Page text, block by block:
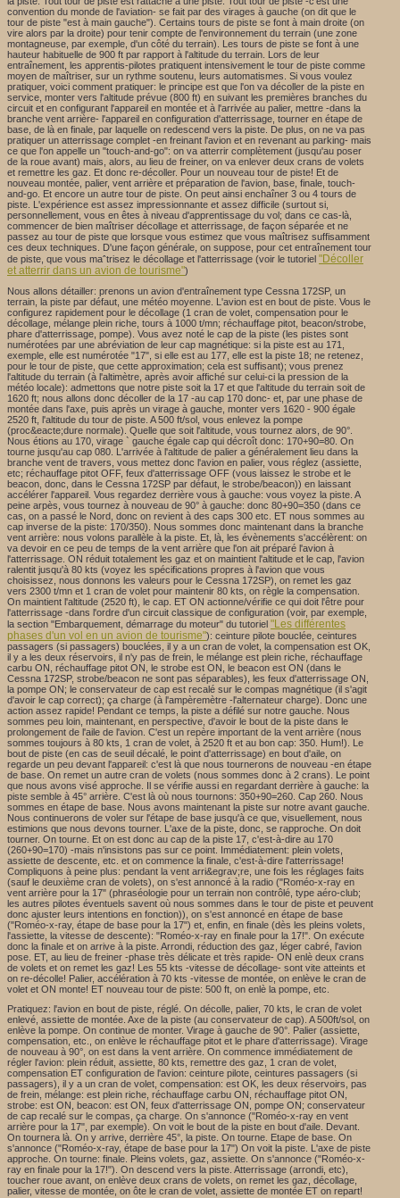
convention du monde de l'aviation- se fait par des virages à gauche (on dit que le
tour de piste "est à main gauche"). Certains tours de piste se font à main droite (on
vire alors par la droite) pour tenir compte de l'environnement du terrain (une zone
montagneuse, par exemple, d'un côté du terrain). Les tours de piste se font à une
hauteur habituelle de 900 ft par rapport à l'altitude du terrain. Lors de leur
entraînement, les apprentis-pilotes pratiquent intensivement le tour de piste comme
moyen de maîtriser, sur un rythme soutenu, leurs automatismes. Si vous voulez
pratiquer, voici comment pratiquer: le principe est que l'on va décoller de la piste en
service, monter vers l'altitude prévue (800 ft) en suivant les premières branches du
circuit et en configurant l'appareil en montée et à l'arrivée au palier, mettre -dans la
branche vent arrière- l'appareil en configuration d'atterrissage, tourner en étape de
base, de là en finale, par laquelle on redescend vers la piste. De plus, on ne va pas
pratiquer un atterrissage complet -en freinant l'avion et en revenant au parking- mais
ce que l'on appelle un "touch-and-go": on va atterrir complètement (jusqu'au poser
de la roue avant) mais, alors, au lieu de freiner, on va enlever deux crans de volets
et remettre les gaz. Et donc re-décoller. Pour un nouveau tour de piste! Et de
nouveau montée, palier, vent arrière et préparation de l'avion, base, finale, touch-
and-go. Et encore un autre tour de piste. On peut ainsi enchaîner 3 ou 4 tours de
piste. L'expérience est assez impressionnante et assez difficile (surtout si,
personnellement, vous en êtes à niveau d'apprentissage du vol; dans ce cas-là,
commencer de bien maîtriser décollage et atterrissage, de façon séparée et ne
passez au tour de piste que lorsque vous estimez que vous maîtrisez suffisamment
ces deux techniques. D'une façon générale, on suppose, pour cet entraînement tour
de piste, que vous maˆtrisez le décollage et l'atterrissage (voir le tutoriel "Décoller
et atterrir dans un avion de tourisme")
Nous allons détailler: prenons un avion d'entraînement type Cessna 172SP, un
terrain, la piste par défaut, une météo moyenne. L'avion est en bout de piste. Vous le
configurez rapidement pour le décollage (1 cran de volet, compensation pour le
décollage, mélange plein riche, tours à 1000 t/mn; réchauffage pitot, beacon/strobe,
phare d'atterrissage, pompe). Vous avez noté le cap de la piste (les pistes sont
numérotées par une abréviation de leur cap magnétique: si la piste est au 171,
exemple, elle est numérotée "17", si elle est au 177, elle est la piste 18; ne retenez,
pour le tour de piste, que cette approximation; cela est suffisant); vous prenez
l'altitude du terrain (à l'altimètre, après avoir affiché sur celui-ci la pression de la
météo locale): admettons que notre piste soit la 17 et que l'altitude du terrain soit de
1620 ft; nous allons donc décoller de la 17 -au cap 170 donc- et, par une phase de
montée dans l'axe, puis après un virage à gauche, monter vers 1620 - 900 égale
2520 ft, l'altitude du tour de piste. A 500 ft/sol, vous enlevez la pompe
(proc&eacte;dure normale). Quelle que soit l'altitude, vous tournez alors, de 90°.
Nous étions au 170, virage ` gauche égale cap qui décroît donc: 170+90=80. On
tourne jusqu'au cap 080. L'arrivée à l'altitude de palier a généralement lieu dans la
branche vent de travers, vous mettez donc l'avion en palier, vous réglez (assiette,
etc; réchauffage pitot OFF, feux d'atterrissage OFF (vous laissez le strobe et le
beacon, donc, dans le Cessna 172SP par défaut, le strobe/beacon)) en laissant
accélérer l'appareil. Vous regardez derrière vous à gauche: vous voyez la piste. A
peine arpès, vous tournez à nouveau de 90° à gauche: donc 80+90=350 (dans ce
cas, on a passé le Nord, donc on revient à des caps 300 etc. ET nous sommes au
cap inverse de la piste: 170/350). Nous sommes donc maintenant dans la branche
vent arrière: nous volons parallèle à la piste. Et, là, les évènements s'accélèrent: on
va devoir en ce peu de temps de la vent arrière que l'on ait préparé l'avion à
l'atterrissage. ON réduit totalement les gaz et on maintient l'altitude et le cap, l'avion
ralentit jusqu'à 80 kts (voyez les spécifications propres à l'avion que vous
choisissez, nous donnons les valeurs pour le Cessna 172SP), on remet les gaz
vers 2300 t/mn et 1 cran de volet pour maintenir 80 kts, on règle la compensation.
On maintient l'altitude (2520 ft), le cap. ET ON actionne/vérifie ce qui doit l'être pour
l'atterrissage -dans l'ordre d'un circuit classique de configuration (voir, par exemple,
la section "Embarquement, démarrage du moteur" du tutoriel "Les différentes
phases d'un vol en un avion de tourisme"): ceinture pilote bouclée, ceintures
passagers (si passagers) bouclées, il y a un cran de volet, la compensation est OK,
il y a les deux réservoirs, il n'y pas de frein, le mélange est plein riche, réchauffage
carbu ON, réchauffage pitot ON, le strobe est ON, le beacon est ON (dans le
Cessna 172SP, strobe/beacon ne sont pas séparables), les feux d'atterrissage ON,
la pompe ON; le conservateur de cap est recalé sur le compas magnétique (il s'agit
d'avoir le cap correct); ça charge (à l'ampèremètre -l'alternateur charge). Donc une
action assez rapide! Pendant ce temps, la piste a défilé sur notre gauche. Nous
sommes peu loin, maintenant, en perspective, d'avoir le bout de la piste dans le
prolongement de l'aile de l'avion. C'est un repère important de la vent arrière (nous
sommes toujours à 80 kts, 1 cran de volet, à 2520 ft et au bon cap: 350. Hum!). Le
bout de piste (en cas de seuil décalé, le point d'atterrissage) en bout d'aile, on
regarde un peu devant l'appareil: c'est là que nous tournerons de nouveau -en étape
de base. On remet un autre cran de volets (nous sommes donc à 2 crans). Le point
que nous avons visé approche. Il se vérifie aussi en regardant derrière à gauche: la
piste semble à 45° arrière. C'est là où nous tournons: 350+90=260. Cap 260. Nous
sommes en étape de base. Nous avons maintenant la piste sur notre avant gauche.
Nous continuerons de voler sur l'étape de base jusqu'à ce que, visuellement, nous
estimions que nous devons tourner. L'axe de la piste, donc, se rapproche. On doit
tourner. On tourne. Et on est donc au cap de la piste 17, c'est-à-dire au 170
(260+90=170) -mais n'insistons pas sur ce point. Immédiatement: plein volets,
assiette de descente, etc. et on commence la finale, c'est-à-dire l'atterrissage!
Compliquons à peine plus: pendant la vent arri&egrav;re, une fois les réglages faits
(sauf le deuxième cran de volets), on s'est annoncé à la radio ("Roméo-x-ray en
vent arrière pour la 17" (phraséologie pour un terrain non contrôlé, type aéro-club;
les autres pilotes éventuels savent où nous sommes dans le tour de piste et peuvent
donc ajuster leurs intentions en fonction)), on s'est annoncé en étape de base
("Roméo-x-ray, étape de base pour la 17") et, enfin, en finale (dès les pleins volets,
l'assiette, la vitesse de descente): "Roméo-x-ray en finale pour la 17!". On exécute
donc la finale et on arrive à la piste. Arrondi, réduction des gaz, léger cabré, l'avion
pose. ET, au lieu de freiner -phase très délicate et très rapide- ON enlè deux crans
de volets et on remet les gaz! Les 55 kts -vitesse de décollage- sont vite atteints et
on re-décolle! Palier, accélération à 70 kts -vitesse de montée, on enlève le cran de
volet et ON monte! ET nouveau tour de piste: 500 ft, on enlè la pompe, etc.
Pratiquez: l'avion en bout de piste, réglé. On décolle, palier, 70 kts, le cran de volet
enlevé, assiette de montée. Axe de la piste (au conservateur de cap). A 500ft/sol, on
enlève la pompe. On continue de monter. Virage à gauche de 90°. Palier (assiette,
compensation, etc., on enlève le réchauffage pitot et le phare d'atterrissage). Virage
de nouveau à 90°, on est dans la vent arrière. On commence immédiatement de
régler l'avion: plein réduit, assiette, 80 kts, remettre des gaz, 1 cran de volet,
compensation ET configuration de l'avion: ceinture pilote, ceintures passagers (si
passagers), il y a un cran de volet, compensation: est OK, les deux réservoirs, pas
de frein, mélange: est plein riche, réchauffage carbu ON, réchauffage pitot ON,
strobe: est ON, beacon: est ON, feux d'atterrissage ON, pompe ON; conservateur
de cap recalé sur le compas, ça charge. On s'annonce ("Roméo-x-ray en vent
arrière pour la 17", par exemple). On voit le bout de la piste en bout d'aile. Devant.
On tournera là. On y arrive, derrière 45°, la piste. On tourne. Etape de base. On
s'annonce ("Roméo-x-ray, étape de base pour la 17") On voit la piste. L'axe de piste
approche. On tourne: finale. Pleins volets, gaz, assiette. On s'annonce ("Roméo-x-
ray en finale pour la 17!"). On descend vers la piste. Atterrissage (arrondi, etc),
toucher roue avant, on enlève deux crans de volets, on remet les gaz, décollage,
palier, vitesse de montée, on ôte le cran de volet, assiette de montée ET on repart!